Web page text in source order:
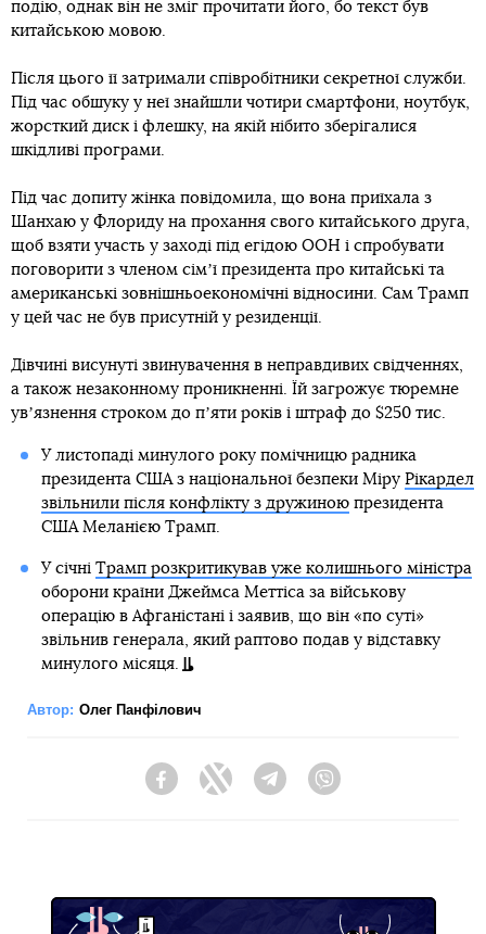
подію, однак він не зміг прочитати його, бо текст був
китайською мовою.
Після цього її затримали співробітники секретної служби.
Під час обшуку у неї знайшли чотири смартфони, ноутбук,
жорсткий диск і флешку, на якій нібито зберігалися
шкідливі програми.
Під час допиту жінка повідомила, що вона приїхала з
Шанхаю у Флориду на прохання свого китайського друга,
щоб взяти участь у заході під егідою ООН і спробувати
поговорити з членом сімʼї президента про китайські та
американські зовнішньоекономічні відносини. Сам Трамп
у цей час не був присутній у резиденції.
Дівчині висунуті звинувачення в неправдивих свідченнях,
а також незаконному проникненні. Їй загрожує тюремне
увʼязнення строком до пʼяти років і штраф до $250 тис.
У листопаді минулого року помічницю радника
президента США з національної безпеки Міру Рікардел
звільнили після конфлікту з дружиноюпрезидента
США Меланією Трамп.
У січні Трамп розкритикував уже колишнього міністра
оборони країни Джеймса Меттіса за військову
операцію в Афганістані і заявив, що він «по суті»
звільнив генерала, який раптово подав у відставку
минулого місяця.
Автор: Олег Панфілович
FacebookTwitter Telegram